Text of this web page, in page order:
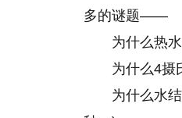
多的谜题——
为什么热
为什么4摄
为什么水